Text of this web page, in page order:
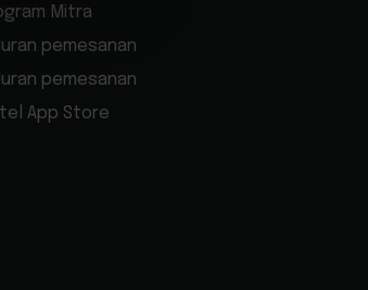
Mitra
pemesanan
pemesanan
App Store